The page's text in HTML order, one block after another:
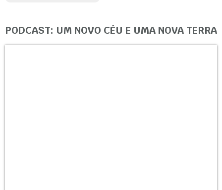
PODCAST: UM NOVO CÉU E UMA NOVA TERRA